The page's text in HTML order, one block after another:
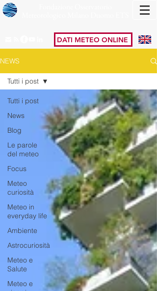
DATI METEO ONLINE
NEWS
Tutti i post
News
Blog
Le parole
del meteo
Focus
Meteo
curiosità
Meteo in
everyday life
Ambiente
Astrocuriosità
Meteo e
Salute
Meteo e
Tutti i post